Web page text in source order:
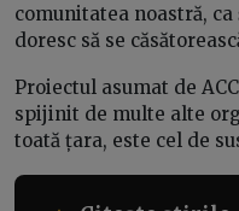
comunitatea noastră,
doresc să se
Proiectul asumat de
spijinit de multe alte
toată țara, este cel de